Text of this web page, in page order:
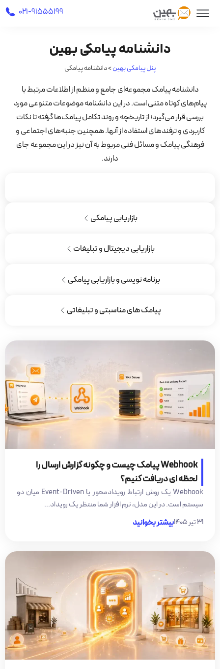
021-91555199
دانشنامه پیامکی بهین
پنل پیامکی بهین>دانشنامه پیامکی
دانشنامه پیامک مجموعه‌ای جامع و منظم از اطلاعات مرتبط با
پیام‌های کوتاه متنی است. در این دانشنامه موضوعات متنوعی مورد
بررسی قرار می‌گیرد؛ از تاریخچه و روند تکامل پیامک‌ها گرفته تا نکات
کاربردی و ترفندهای استفاده از آنها. همچنین جنبه‌های اجتماعی و
فرهنگی پیامک و مسائل فنی مربوط به آن نیز در این مجموعه جای
دارند.
بازاریابی پیامکی
بازاریابی دیجیتال و تبلیغات
برنامه نویسی و بازاریابی پیامکی
پیامک های مناسبتی و تبلیغاتی
Webhook پیامک چیست و چگونه گزارش ارسال را
لحظه ای دریافت کنیم؟
Webhook یک روش ارتباط رویدادمحور یا Event-Driven میان دو
سیستم است. در این مدل، نرم افزار شما منتظر یک رویداد...
۳۱ تیر ۱۴۰۵
بیشتر بخوانید